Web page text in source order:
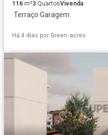
116 m²3 QuartosVivenda
·Terraço·Garagem
Há 4 dias por Green-acres